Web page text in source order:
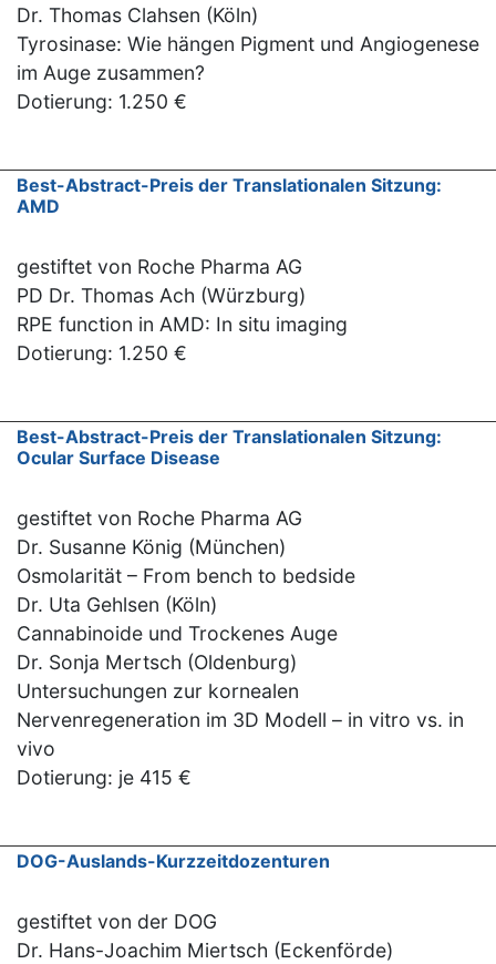
Dr. Thomas Clahsen (Köln)
Tyrosinase: Wie hängen Pigment und Angiogenese
im Auge zusammen?
Dotierung: 1.250 €
Best-Abstract-Preis der Translationalen Sitzung:
AMD
gestiftet von Roche Pharma AG
PD Dr. Thomas Ach (Würzburg)
RPE function in AMD: In situ imaging
Dotierung: 1.250 €
Best-Abstract-Preis der Translationalen Sitzung:
Ocular Surface Disease
gestiftet von Roche Pharma AG
Dr. Susanne König (München)
Osmolarität – From bench to bedside
Dr. Uta Gehlsen (Köln)
Cannabinoide und Trockenes Auge
Dr. Sonja Mertsch (Oldenburg)
Untersuchungen zur kornealen
Nervenregeneration im 3D Modell – in vitro vs. in
vivo
Dotierung: je 415 €
DOG-Auslands-Kurzzeitdozenturen
gestiftet von der DOG
Dr. Hans-Joachim Miertsch (Eckenförde)